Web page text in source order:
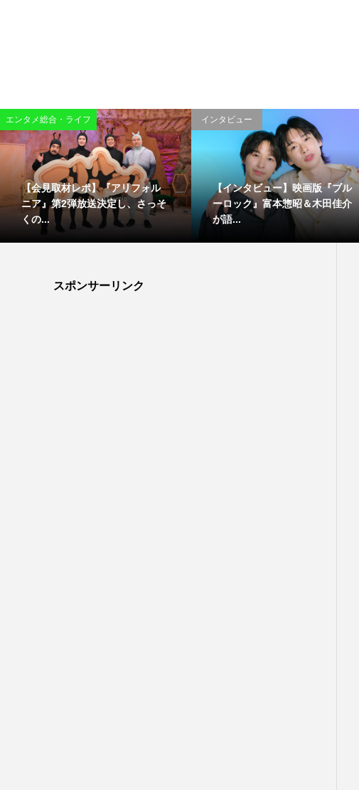
エンタメ総合・ライフ
【会見取材レポ】『アリフォル
ニア』第2弾放送決定し、さっそ
くの...
インタビュー
【インタビュー】映画版『ブル
ーロック』富本惣昭＆木田佳介
が語...
スポンサーリンク